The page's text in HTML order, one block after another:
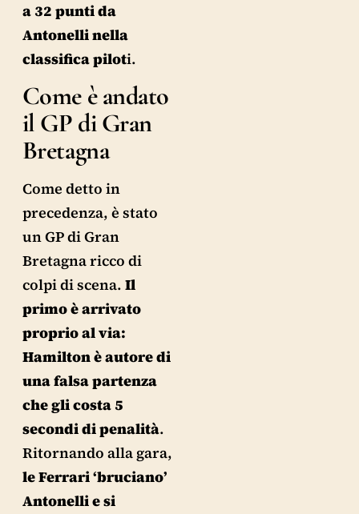
a 32 punti da
Antonelli nella
classifica piloti.
Come è andato
il GP di Gran
Bretagna
Come detto in
precedenza, è stato
un GP di Gran
Bretagna ricco di
colpi di scena. Il
primo è arrivato
proprio al via:
Hamilton è autore di
una falsa partenza
che gli costa 5
secondi di penalità.
Ritornando alla gara,
le Ferrari ‘bruciano’
Antonelli e si